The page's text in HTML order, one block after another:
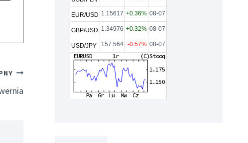
EUR/USD 1.15617 +0.36% 08-07
GBP/USD 1.34976 +0.32% 08-07
USD/JPY 157.564 -0.57% 08-07